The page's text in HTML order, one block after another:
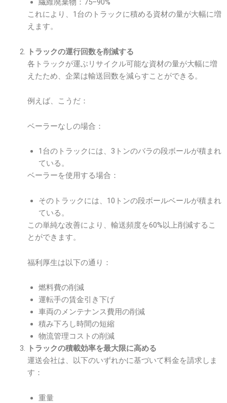
繊維廃棄物：75–90%
これにより、1台のトラックに積める資材の量が大幅に増
えます。
トラックの運行回数を削減する
各トラックが運ぶリサイクル可能な資材の量が大幅に増
えたため、企業は輸送回数を減らすことができる。
例えば、こうだ：
ベーラーなしの場合：
1台のトラックには、3トンのバラの段ボールが積まれ
ている。
ベーラーを使用する場合：
そのトラックには、10トンの段ボールベールが積まれ
ている。
この単純な改善により、輸送頻度を60%以上削減するこ
とができます。
福利厚生は以下の通り：
燃料費の削減
運転手の賃金引き下げ
車両のメンテナンス費用の削減
積み下ろし時間の短縮
物流管理コストの削減
トラックの積載効率を最大限に高める
運送会社は、以下のいずれかに基づいて料金を請求しま
す：
重量